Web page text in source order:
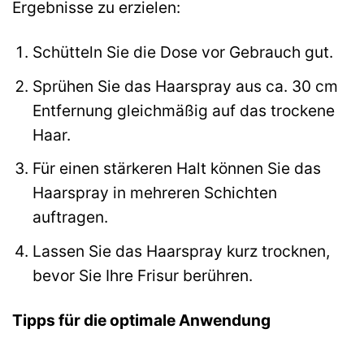
Ergebnisse zu erzielen:
Schütteln Sie die Dose vor Gebrauch gut.
Sprühen Sie das Haarspray aus ca. 30 cm
Entfernung gleichmäßig auf das trockene
Haar.
Für einen stärkeren Halt können Sie das
Haarspray in mehreren Schichten
auftragen.
Lassen Sie das Haarspray kurz trocknen,
bevor Sie Ihre Frisur berühren.
Tipps für die optimale Anwendung